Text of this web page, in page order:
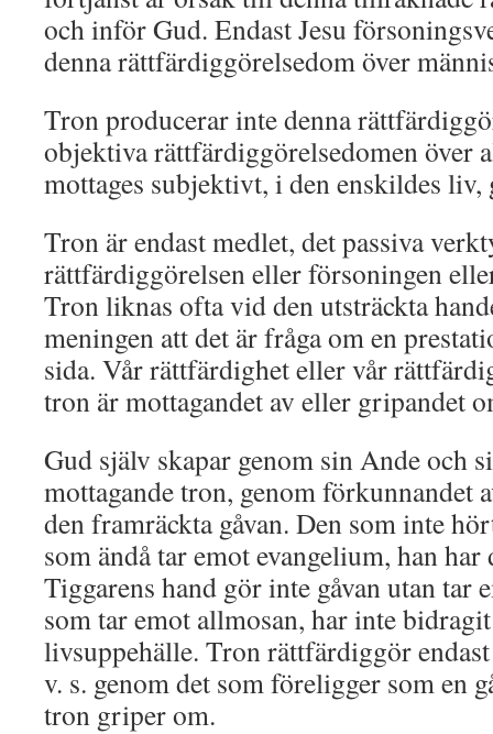
och inför Gud. Endast Jesu
denna rättfärdiggörelsedom över
Tron producerar inte denna
objektiva rättfärdiggörelsedomen över
mottages subjektivt, i den enskildes liv,
Tron är endast medlet, det passiva
rättfärdiggörelsen eller försoningen
Tron liknas ofta vid den utsträckta
meningen att det är fråga om en
sida. Vår rättfärdighet eller vår
tron är mottagandet av eller gripandet
Gud själv skapar genom sin Ande och
mottagande tron, genom förkunnandet
den framräckta gåvan. Den som inte
som ändå tar emot evangelium, han
Tiggarens hand gör inte gåvan utan tar
som tar emot allmosan, har inte
livsuppehälle. Tron rättfärdiggör
v. s. genom det som föreligger som en
tron griper om.